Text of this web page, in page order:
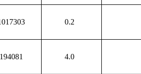
0.2
194081 4.0